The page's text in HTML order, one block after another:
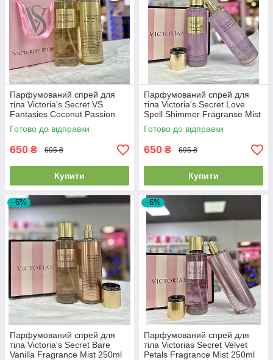
Парфумований спрей для
тіла Victoria's Secret VS
Fantasies Coconut Passion
Fragrance Mist 250ml
Готово до відправки
650 ₴ 695 ₴
Купити
Парфумований спрей для
тіла Victoria's Secret Love
Spell Shimmer Fragranse Mist
250ml
Готово до відправки
650 ₴ 695 ₴
Купити
–6%
Парфумований спрей для
тіла Victoria's Secret Bare
Vanilla Fragrance Mist 250ml
–6%
Парфумований спрей для
тіла Victorias Secret Velvet
Petals Fragrance Mist 250ml